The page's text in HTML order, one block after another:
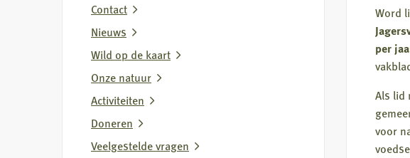
afspraken
Contact
Nieuws
Wild op de kaart
Onze natuur
Activiteiten
Doneren
Veelgestelde vragen
Word
per
Als lid
voor